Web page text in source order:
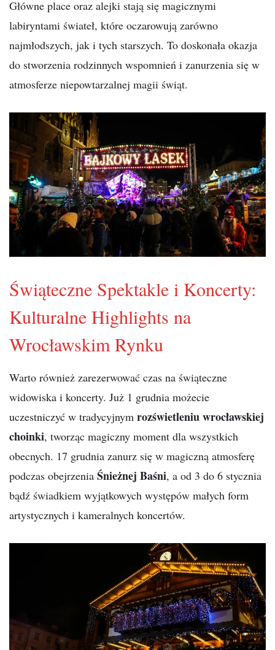
Główne place oraz alejki stają się magicznymi
labiryntami świateł, które oczarowują zarówno
najmłodszych, jak i tych starszych. To doskonała okazja
do stworzenia rodzinnych wspomnień i zanurzenia się w
atmosferze niepowtarzalnej magii świąt.
Świąteczne Spektakle i Koncerty:
Kulturalne Highlights na
Wrocławskim Rynku
Warto również zarezerwować czas na świąteczne
widowiska i koncerty. Już 1 grudnia możecie
uczestniczyć w tradycyjnym rozświetleniu wrocławskiej
choinki, tworząc magiczny moment dla wszystkich
obecnych. 17 grudnia zanurz się w magiczną atmosferę
podczas obejrzenia Śnieżnej Baśni, a od 3 do 6 stycznia
bądź świadkiem wyjątkowych występów małych form
artystycznych i kameralnych koncertów.